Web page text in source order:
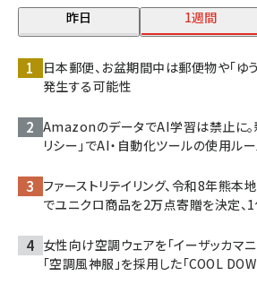
昨日 1週間
日本郵便、お盆期間中は郵便物や「ゆ
発生する可能性
AmazonのデータでAI学習は禁止に。
リシー」でAI・自動化ツールの使用ル
ファーストリテイリング、令和8年熊
でユニクロ商品を2万点寄贈を決定、
女性向け空調ウェアを「イーザッカマ
「空調風神服」を採用した「COOL